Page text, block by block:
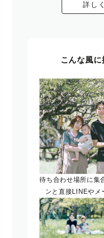
詳し
こんな風
待ち合わせ場所に集
ンと直接LINEやメ